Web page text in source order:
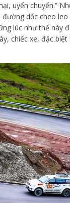
uyển chuyển.”
dốc cheo
lúc như thế này
chiếc xe, đặc